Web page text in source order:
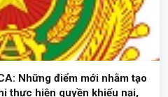
Những điểm mới nhằm tạo
thực hiện quyền khiếu nại,